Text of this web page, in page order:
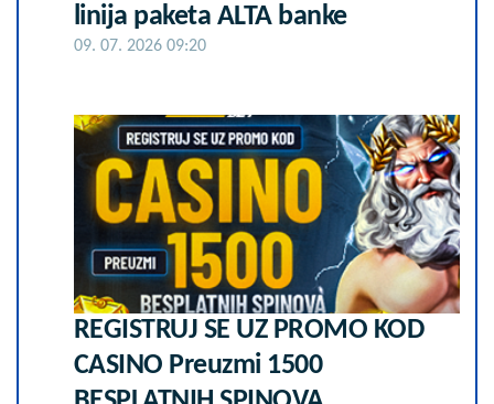
linija paketa ALTA banke
09. 07. 2026 09:20
REGISTRUJ SE UZ PROMO KOD
CASINO Preuzmi 1500